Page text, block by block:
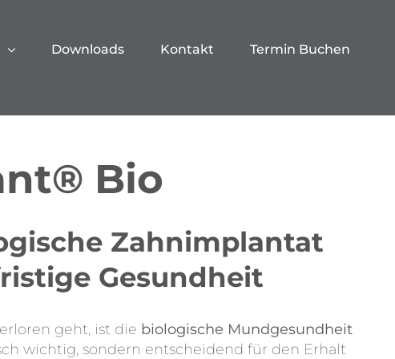
Downloads Kontakt Termin Buchen
Bio
Zahnimplantat
Gesundheit
geht, ist die biologische Mundgesundheit
wichtig, sondern entscheidend für den Erhalt